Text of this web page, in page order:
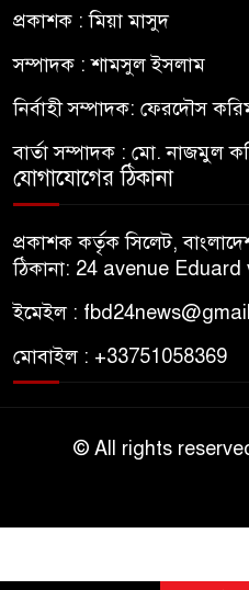
প্রকাশক : মিয়া মাসুদ
সম্পাদক : শামসুল ইসলাম
নির্বাহী সম্পাদক: ফেরদৌস
বার্তা সম্পাদক : মো. নাজমুল
যোগাযোগের ঠিকানা
প্রকাশক কর্তৃক সিলেট,
ঠিকানা: 24 avenue
ইমেইল :
মোবাইল : +33751058369
© All rights